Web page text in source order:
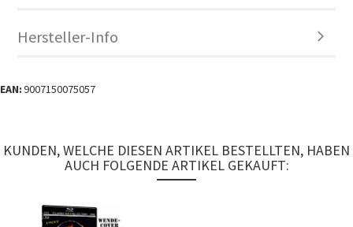
Hersteller-Info
EAN:9007150075057
KUNDEN, WELCHE DIESEN ARTIKEL BESTELLTEN, HABEN
AUCH FOLGENDE ARTIKEL GEKAUFT: